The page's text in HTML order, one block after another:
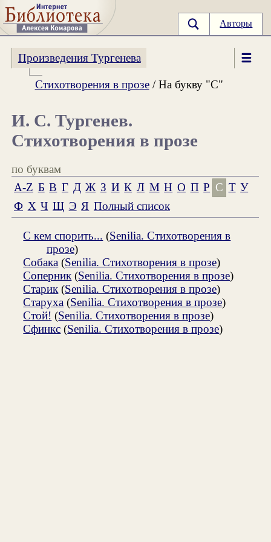
Авторы
Произведения Тургенева
Стихотворения в прозе/ На букву "С"
И. С. Тургенев.
Стихотворения в прозе
по буквам
A-Z Б В Г Д Ж З И К Л М Н О П Р С Т У
Ф Х Ч Щ Э Я Полный список
С кем спорить... (Senilia. Стихотворения в
прозе)
Собака (Senilia. Стихотворения в прозе)
Соперник (Senilia. Стихотворения в прозе)
Старик (Senilia. Стихотворения в прозе)
Старуха (Senilia. Стихотворения в прозе)
Стой! (Senilia. Стихотворения в прозе)
Сфинкс (Senilia. Стихотворения в прозе)